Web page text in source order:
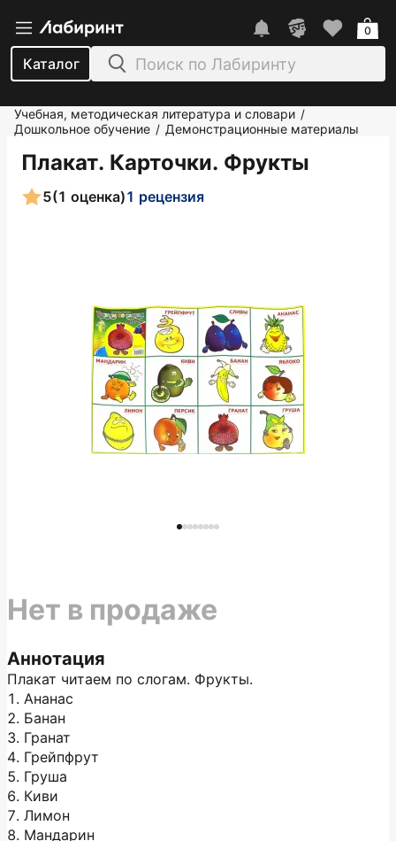
Каталог
0
Учебная, методическая литература и словари /
Дошкольное обучение / Демонстрационные материалы
Плакат. Карточки. Фрукты
5(1 оценка)1 рецензия
Аннотация
Плакат читаем по слогам. Фрукты.
1. Ананас
2. Банан
3. Гранат
4. Грейпфрут
5. Груша
6. Киви
7. Лимон
8. Мандарин
Нет в продаже